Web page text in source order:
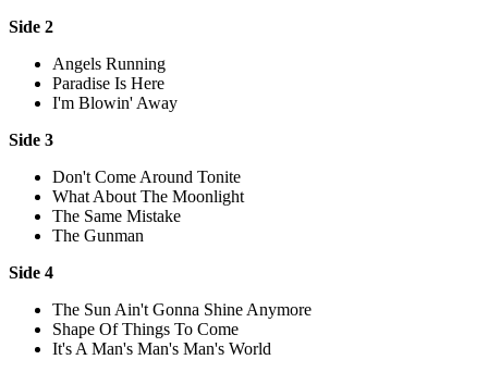
Side 2
Angels Running
Paradise Is Here
I'm Blowin' Away
Side 3
Don't Come Around Tonite
What About The Moonlight
The Same Mistake
The Gunman
Side 4
The Sun Ain't Gonna Shine Anymore
Shape Of Things To Come
It's A Man's Man's Man's World